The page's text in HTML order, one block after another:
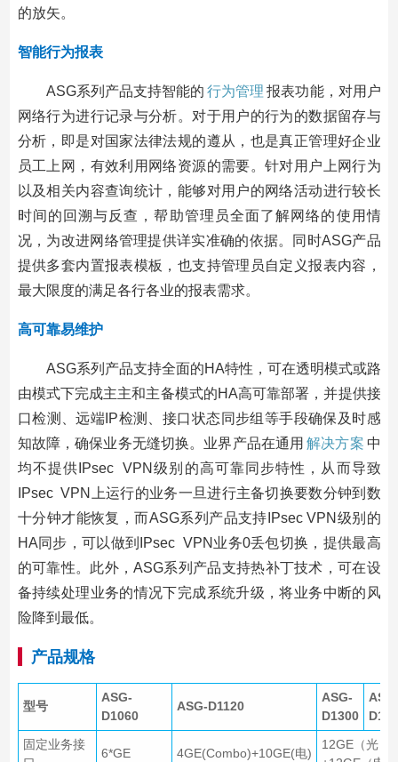
的放矢。
智能行为报表
ASG系列产品支持智能的 行为管理 报表功能，对用户
网络行为进行记录与分析。对于用户的行为的数据留存与
分析，即是对国家法律法规的遵从，也是真正管理好企业
员工上网，有效利用网络资源的需要。针对用户上网行为
以及相关内容查询统计，能够对用户的网络活动进行较长
时间的回溯与反查，帮助管理员全面了解网络的使用情
况，为改进网络管理提供详实准确的依据。同时ASG产品
提供多套内置报表模板，也支持管理员自定义报表内容，
最大限度的满足各行各业的报表需求。
高可靠易维护
ASG系列产品支持全面的HA特性，可在透明模式或路
由模式下完成主主和主备模式的HA高可靠部署，并提供接
口检测、远端IP检测、接口状态同步组等手段确保及时感
知故障，确保业务无缝切换。业界产品在通用 解决方案 中
均不提供IPsec VPN级别的高可靠同步特性，从而导致
IPsec VPN上运行的业务一旦进行主备切换要数分钟到数
十分钟才能恢复，而ASG系列产品支持IPsec VPN级别的
HA同步，可以做到IPsec VPN业务0丢包切换，提供最高
的可靠性。此外，ASG系列产品支持热补丁技术，可在设
备持续处理业务的情况下完成系统升级，将业务中断的风
险降到最低。
产品规格
型号
ASG-
D1060
ASG-D1120
ASG-
D1300
固定业务接
6*GE 4GE(Combo)+10GE(电)
12GE（光）